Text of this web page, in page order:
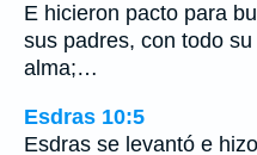
E hicieron pacto para
sus padres, con todo
alma;…
Esdras 10:5
Esdras se levantó e